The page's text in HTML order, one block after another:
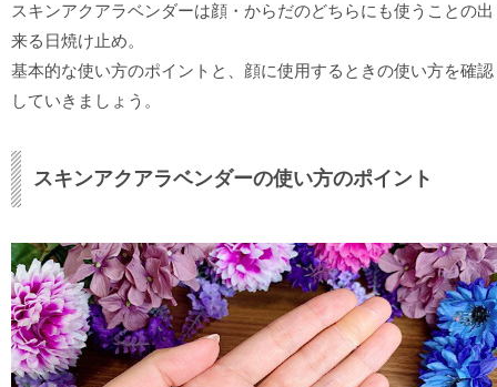
スキンアクアラベンダーは顔・からだのどちらにも使うことの出
来る日焼け止め。
基本的な使い方のポイントと、顔に使用するときの使い方を確認
していきましょう。
スキンアクアラベンダーの使い方のポイント